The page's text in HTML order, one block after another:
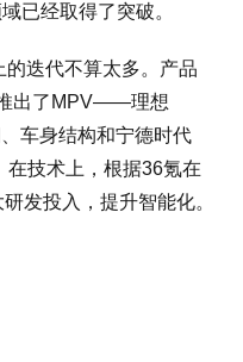
已经取得了突破。
迭代不算太多。产品
推出了MPV——理想
车身结构和宁德时代
在技术上，根据36氪在
发投入，提升智能化。